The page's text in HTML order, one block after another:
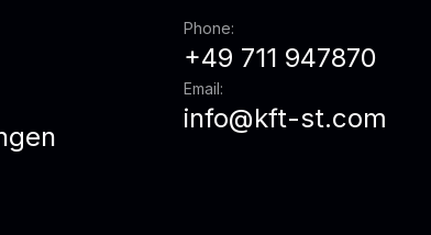
Phone:
+49 711 947870
Email:
info@kft-st.com